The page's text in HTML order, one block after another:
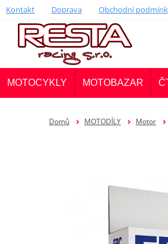
Kontakt Doprava Obchodní
MOTOCYKLY MOTOBAZAR
Domů MOTODÍLY Motor